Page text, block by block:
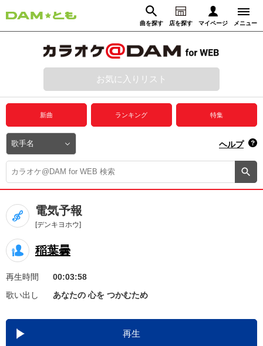
曲を探す 店を探す マイページ メニュー
動画からさがす 録音からさがす
ログイン
プレミアムサービス
DAM★とも動画
DAM★とも録音
カラオケ＠DAM
ユーザー検索
キャンペーン
お知らせ よくあるご質問
DAMの新曲・ランキングなど
カラオケ最新情報をチェック！
お気に入りリスト
新曲 ランキング 特集
ヘルプ
電気予報
[デンキヨホウ]
稲葉曇
再生時間
00:03:58
歌い出し
あなたの 心を つかむため
再生